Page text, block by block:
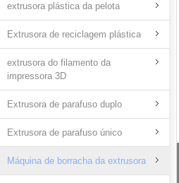
extrusora plástica da pelota
Extrusora de reciclagem plástica
extrusora do filamento da
impressora 3D
Extrusora de parafuso duplo
Extrusora de parafuso único
Máquina de borracha da extrusora